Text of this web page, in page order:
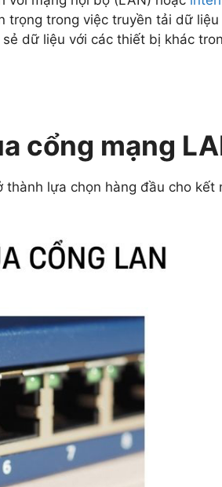
trọng trong việc truyền tải dữ liệu
dữ liệu với các thiết bị khác
cổng mạng
lựa chọn hàng đầu cho kết